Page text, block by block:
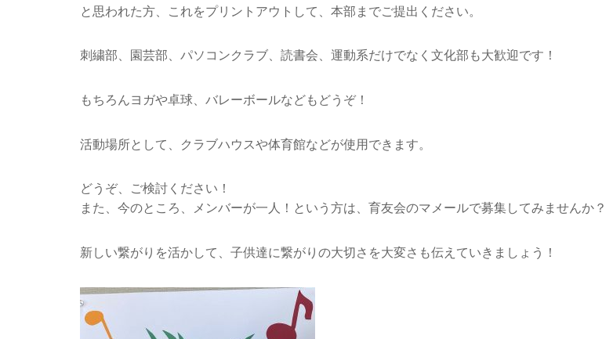
と思われた方、これをプリントアウトして、本部までご提出ください。
刺繍部、園芸部、パソコンクラブ、読書会、運動系だけでなく文化部も大歓迎です！
もちろんヨガや卓球、バレーボールなどもどうぞ！
活動場所として、クラブハウスや体育館などが使用できます。
どうぞ、ご検討ください！
また、今のところ、メンバーが一人！という方は、育友会のマメールで募集してみませんか？
新しい繋がりを活かして、子供達に繋がりの大切さを大変さも伝えていきましょう！